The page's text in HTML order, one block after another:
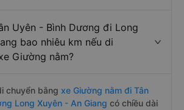
Uyên - Bình Dương đi Long
bao nhiêu km nếu di
Giường nằm?
chuyển bằng xe Giường nằm đi Tân
Long Xuyên - An Giang có chiều dài